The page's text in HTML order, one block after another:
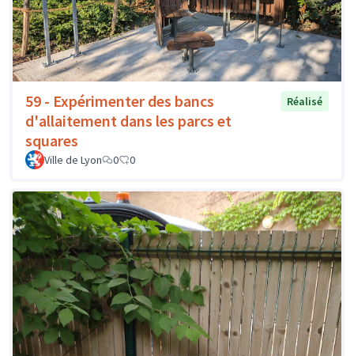
59 - Expérimenter des bancs
d'allaitement dans les parcs et
squares
Réalisé
Ville de Lyon 0 0